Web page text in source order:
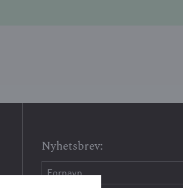
Nyhetsbrev: